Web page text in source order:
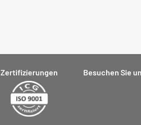
Zertifizierungen Besuchen Sie